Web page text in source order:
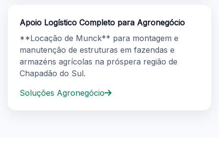
Apoio Logístico Completo para Agronegócio
**Locação de Munck** para montagem e
manutenção de estruturas em fazendas e
armazéns agrícolas na próspera região de
Chapadão do Sul.
Soluções Agronegócio